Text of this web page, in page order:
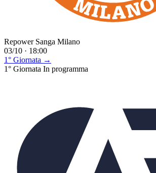
Repower Sanga Milano
03/10 · 18:00
1° Giornata →
1° Giornata In programma